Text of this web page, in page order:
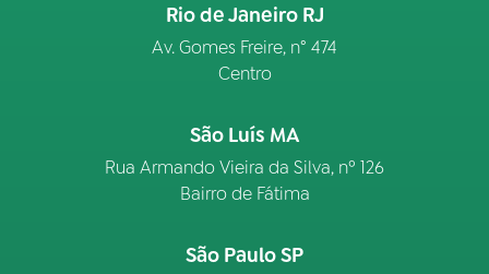
Rio de Janeiro RJ
Av. Gomes Freire, n° 474
Centro
São Luís MA
Rua Armando Vieira da Silva, nº 126
Bairro de Fátima
São Paulo SP